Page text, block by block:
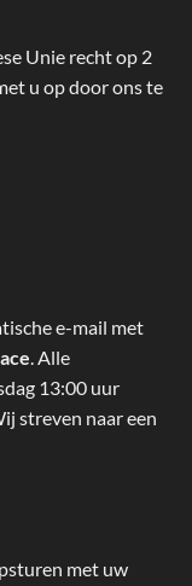
Unie recht op 2
u op door ons te
e-mail met
. Alle
13:00 uur
streven naar een
met uw